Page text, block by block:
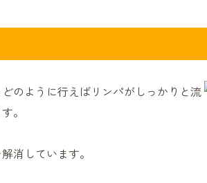
のように行えばリンパがしっかりと流
。
消しています。